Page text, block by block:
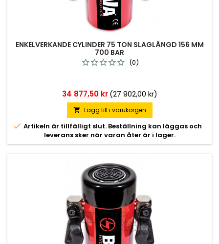
ENKELVERKANDE CYLINDER 75 TON SLAGLÄNGD 156 MM
700 BAR
(0)
Pris
34 877,50 kr (27 902,00 kr)
 Lägg till i varukorgen
 Artikeln är tillfälligt slut. Beställning kan läggas och
leverans sker när varan åter är i lager.